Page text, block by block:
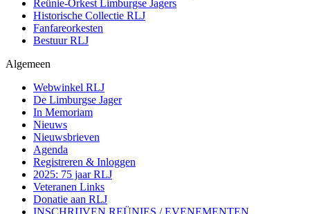
Reünie-Orkest Limburgse Jagers
Historische Collectie RLJ
Fanfareorkesten
Bestuur RLJ
Algemeen
Webwinkel RLJ
De Limburgse Jager
In Memoriam
Nieuws
Nieuwsbrieven
Agenda
Registreren & Inloggen
2025: 75 jaar RLJ
Veteranen Links
Donatie aan RLJ
INSCHRIJVEN REÜNIES / EVENEMENTEN